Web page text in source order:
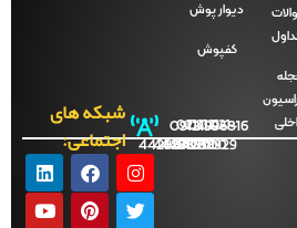
دیوار پوش
کفپوش
09121996816
021-
44288929
021-
44288700
021-
44288701
021-
44288702
شبکه های
اجتماعی: